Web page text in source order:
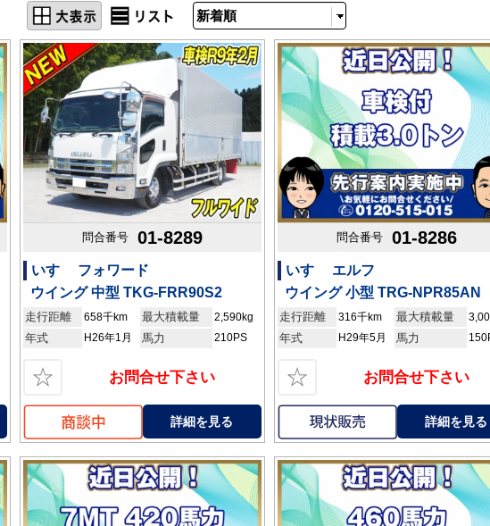
問合番号 01-8289
いすゞ フォワード
ウイング 中型 TKG-FRR90S2
走行距離 658千km 最大積載量 2,590kg
年式 H26年1月 馬力 210PS
☆ お問合せ下さい
詳細を見る
問合番号 01-8286
いすゞ エルフ
ウイング 小型 TRG-NPR85AN
走行距離 316千km 最大積載量
年式 H29年5月 馬力
☆ お問合せ下さい
詳細を見る